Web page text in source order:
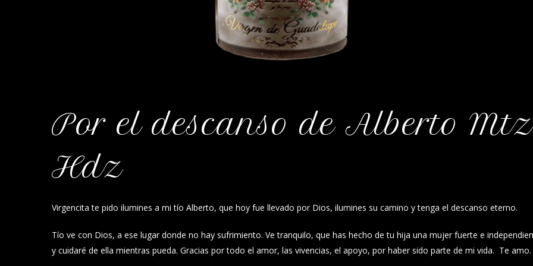
Por el descanso de Alberto Mtz
Hdz
Virgencita te pido ilumines a mi tío Alberto, que hoy fue llevado por Dios, ilumines su camino y tenga el descanso eterno.
Tío ve con Dios, a ese lugar donde no hay sufrimiento. Ve tranquilo, que has hecho de tu hija una mujer fuerte e
y cuidaré de ella mientras pueda. Gracias por todo el amor, las vivencias, el apoyo, por haber sido parte de mi vida. Te amo.